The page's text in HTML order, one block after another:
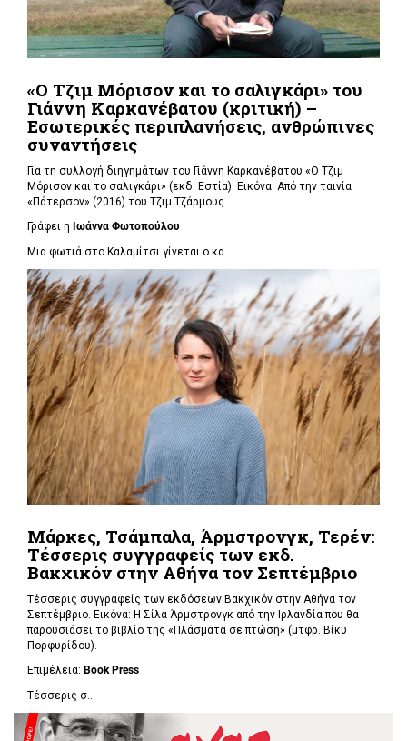
«Ο Τζιμ Μόρισον και το σαλιγκάρι» του
Γιάννη Καρκανέβατου (κριτική) –
Εσωτερικές περιπλανήσεις, ανθρώπινες
συναντήσεις
Για τη συλλογή διηγημάτων του Γιάννη Καρκανέβατου «Ο Τζιμ
Μόρισον και το σαλιγκάρι» (εκδ. Εστία). Εικόνα: Από την ταινία
«Πάτερσον» (2016) του Τζιμ Τζάρμους.
Γράφει η Ιωάννα Φωτοπούλου
Μια φωτιά στο Καλαμίτσι γίνεται ο κα...
Μάρκες, Τσάμπαλα, Άρμστρονγκ, Τερέν:
Τέσσερις συγγραφείς των εκδ.
Βακχικόν στην Αθήνα τον Σεπτέμβριο
Τέσσερις συγγραφείς των εκδόσεων Βακχικόν στην Αθήνα τον
Σεπτέμβριο. Εικόνα: Η Σίλα Άρμστρονγκ από την Ιρλανδία που θα
παρουσιάσει το βιβλίο της «Πλάσματα σε πτώση» (μτφρ. Βίκυ
Πορφυρίδου).
Επιμέλεια: Book Press
Τέσσερις σ...